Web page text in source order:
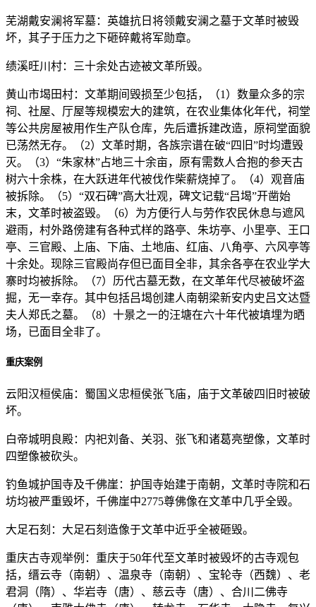
芜湖戴安澜将军墓：英雄抗日将领戴安澜之墓于文革时被毁
坏，其子于压力之下砸碎戴将军勋章。
绩溪旺川村：三十余处古迹被文革所毁。
黄山市堨田村：文革期间毁损至少包括，（1）数量众多的宗
祠、社屋、厅屋等规模宏大的建筑，在农业集体化年代，祠堂
等公共房屋被用作生产队仓库，先后遭拆建改造，原祠堂面貌
已荡然无存。（2）文革时期，各族宗谱在破“四旧”时均遭毁
灭。（3）“朱家林”占地三十余亩，原有需数人合抱的参天古
树六十余株，在大跃进年代被伐作柴薪烧掉了。（4）观音庙
被拆除。（5）“双石碑”高大壮观，碑文记载“吕堨”开凿始
末，文革时被盗毁。（6）为方便行人与劳作农民休息与遮风
避雨，村外路傍建有各种式样的路亭、朱坊亭、小里亭、王口
亭、三官殿、上庙、下庙、土地庙、红庙、八角亭、六风亭等
十余处。现除三官殿尚存但已面目全非，其余各亭在农业学大
寨时均被拆除。（7）历代古墓无数，在文革年代尽被破坏盗
掘，无一幸存。其中包括吕堨创建人南朝梁新安内史吕文达暨
夫人郑氏之墓。（8）十景之一的汪塘在六十年代被填埋为晒
场，已面目全非了。
重庆案例
云阳汉桓侯庙：蜀国义忠桓侯张飞庙，庙于文革破四旧时被破
坏。
白帝城明良殿：内祀刘备、关羽、张飞和诸葛亮塑像，文革时
四塑像被砍头。
钓鱼城护国寺及千佛崖：护国寺始建于南朝，文革时寺院和石
坊均被严重毁坏，千佛崖中2775尊佛像在文革中几乎全毁。
大足石刻：大足石刻造像于文革中近乎全被砸毁。
重庆古寺观举例：重庆于50年代至文革时被毁坏的古寺观包
括，缙云寺（南朝）、温泉寺（南朝）、宝轮寺（西魏）、老
君洞（隋）、华岩寺（唐）、慈云寺（唐）、合川二佛寺